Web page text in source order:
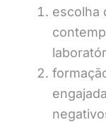
escolha